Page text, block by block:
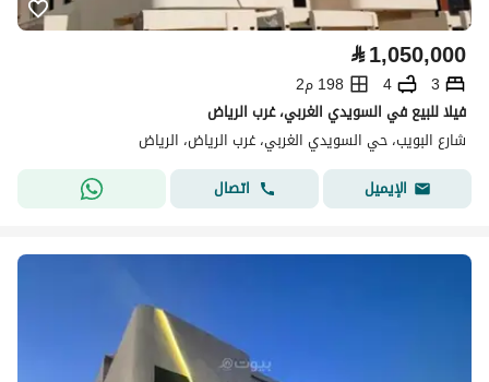
⃁1,050,000
3
4
198 م2
فيلا للبيع في السويدي الغربي، غرب الرياض
شارع البويب، حي السويدي الغربي، غرب الرياض، الرياض
الإيميل
اتصال